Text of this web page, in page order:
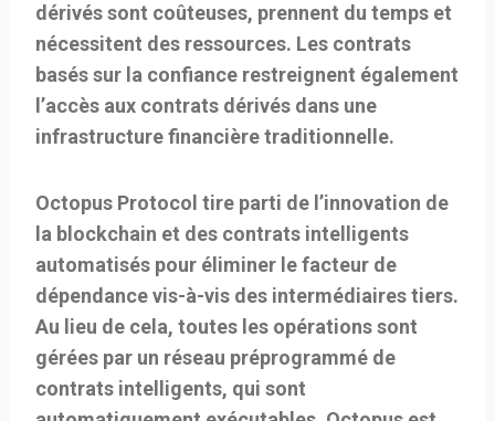
dérivés sont coûteuses, prennent du temps et
nécessitent des ressources. Les contrats
basés sur la confiance restreignent également
l’accès aux contrats dérivés dans une
infrastructure financière traditionnelle.
Octopus Protocol tire parti de l’innovation de
la blockchain et des contrats intelligents
automatisés pour éliminer le facteur de
dépendance vis-à-vis des intermédiaires tiers.
Au lieu de cela, toutes les opérations sont
gérées par un réseau préprogrammé de
contrats intelligents, qui sont